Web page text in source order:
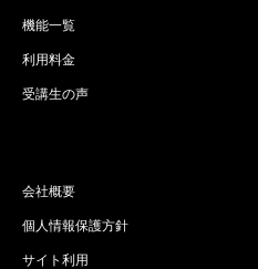
機能一覧
利用料金
受講生の声
会社概要
個人情報保護方針
サイト利用